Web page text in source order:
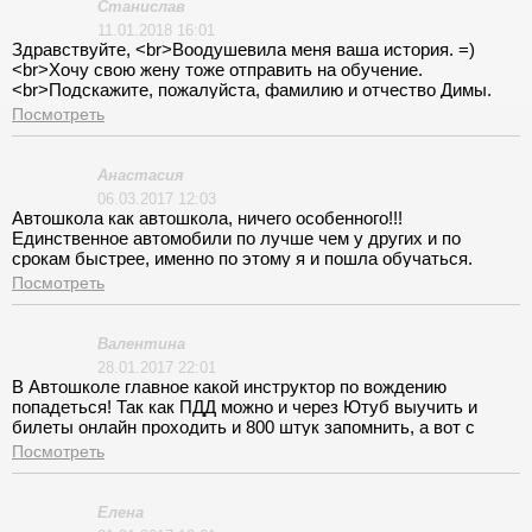
увеличивается. Спасибо, права получены, впечатления
остались позитивные.
Станислав
11.01.2018 16:01
Здравствуйте, <br>Воодушевила меня ваша история. =)
<br>Хочу свою жену тоже отправить на обучение.
<br>Подскажите, пожалуйста, фамилию и отчество Димы.
<br><br>Заранее спасибо
Посмотреть
Анастасия
06.03.2017 12:03
Автошкола как автошкола, ничего особенного!!!
Единственное автомобили по лучше чем у других и по
срокам быстрее, именно по этому я и пошла обучаться.
Обрдовало, что доплат никаких больше не просили, кроме
как в ГИБДД отдала около 2000 рублей на гос.пошлинну.
Посмотреть
Валентина
28.01.2017 22:01
В Автошколе главное какой инструктор по вождению
попадеться! Так как ПДД можно и через Ютуб выучить и
билеты онлайн проходить и 800 штук запомнить, а вот с
цеплением и переключением передачь, на стуле в офисе
сильно не научишься водить. Тем более сейчас на экзамене
выбором автошколы, смотрите первым делом на
инструктора, кто вас будет обучать, если инструктор,
Посмотреть
Елена